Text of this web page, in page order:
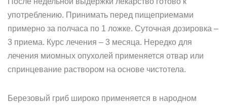
употреблению. Принимать перед пищеприемами
примерно за полчаса по 1 ложке. Суточная дозировка –
3 приема. Курс лечения – 3 месяца. Нередко для
лечения миомных опухолей применяется отвар или
спринцевание раствором на основе чистотела.
Березовый гриб широко применяется в народном